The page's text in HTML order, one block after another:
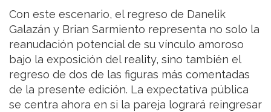
Con este escenario, el regreso de Danelik
Galazán y Brian Sarmiento representa no solo la
reanudación potencial de su vínculo amoroso
bajo la exposición del reality, sino también el
regreso de dos de las figuras más comentadas
de la presente edición. La expectativa pública
se centra ahora en si la pareja logrará reingresar